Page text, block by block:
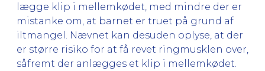
lægge klip i mellemkødet, med mindre der er
mistanke om, at barnet er truet på grund af
iltmangel. Nævnet kan desuden oplyse, at der
er større risiko for at få revet ringmusklen over,
såfremt der anlægges et klip i mellemkødet.